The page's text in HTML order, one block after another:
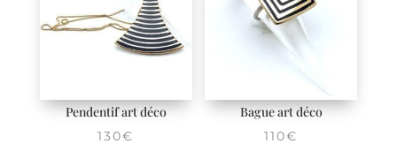
Pendentif art déco
130€
Bague art déco
110€